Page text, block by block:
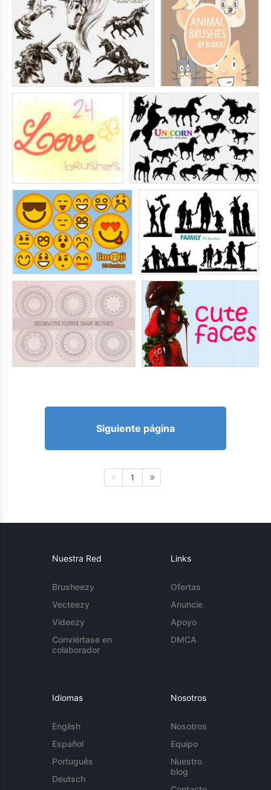
Siguiente página
1
Nuestra Red
Brusheezy
Vecteezy
Videezy
Conviértase en
colaborador
Links
Ofertas
Anuncie
Apoyo
DMCA
Idiomas
English
Español
Português
Deutsch
Nosotros
Nosotros
Equipo
Nuestro
blog